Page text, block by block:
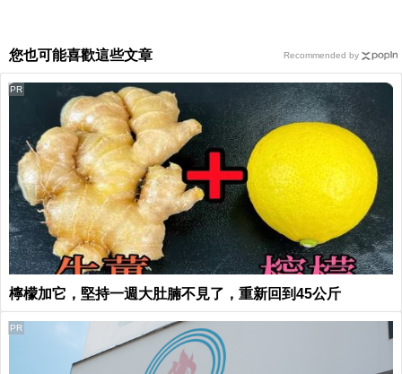
您也可能喜歡這些文章
檸檬加它，堅持一週大肚腩不見了，重新回到45公斤
PR
PR
Recommended by